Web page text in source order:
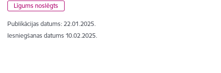
Līgums noslēgts
Publikācijas datums: 22.01.2025.
Iesniegšanas datums 10.02.2025.